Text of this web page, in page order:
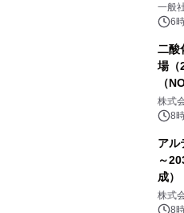
一般
6
二酸
場（
（
ーお
他）
株式
8
アル
～
成）
株式
8